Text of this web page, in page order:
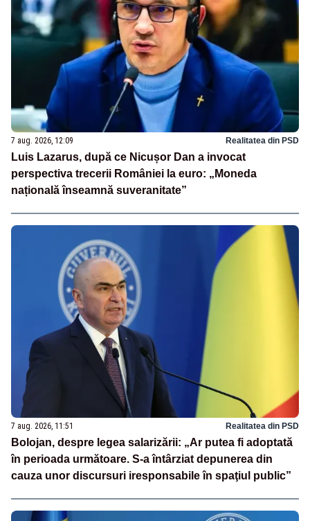
7 aug. 2026, 12:09 Realitatea din PSD
Luis Lazarus, după ce Nicușor Dan a invocat
perspectiva trecerii României la euro: „Moneda
națională înseamnă suveranitate”
7 aug. 2026, 11:51 Realitatea din PSD
Bolojan, despre legea salarizării: „Ar putea fi adoptată
în perioada următoare. S-a întârziat depunerea din
cauza unor discursuri iresponsabile în spaţiul public”